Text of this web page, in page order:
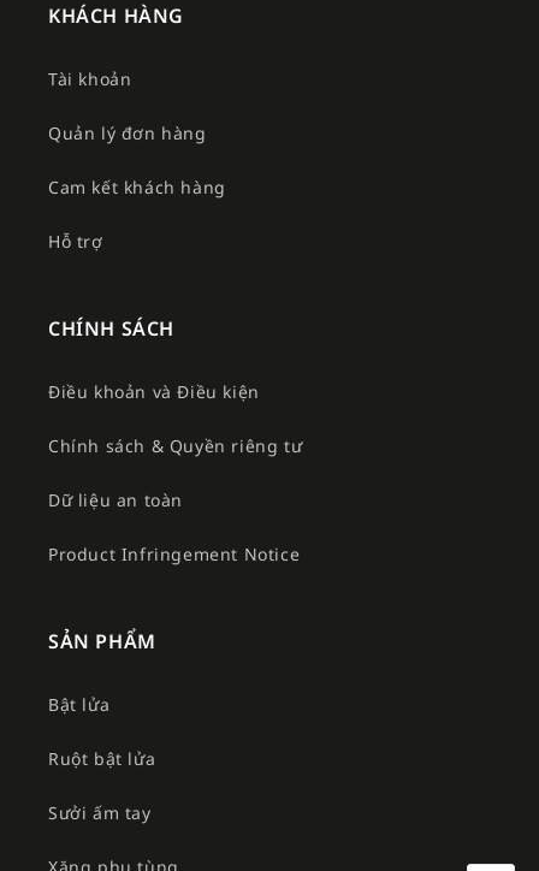
KHÁCH HÀNG
Tài khoản
Quản lý đơn hàng
Cam kết khách hàng
Hỗ trợ
CHÍNH SÁCH
Điều khoản và Điều kiện
Chính sách & Quyền riêng tư
Dữ liệu an toàn
Product Infringement Notice
SẢN PHẨM
Bật lửa
Ruột bật lửa
Sưởi ấm tay
Xăng phụ tùng